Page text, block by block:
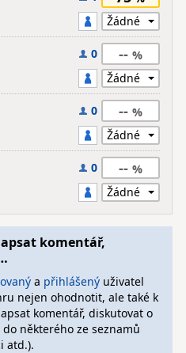
0 --
0 --
0 --
komentář,
a přihlášenýuživatel
nejen ohodnotit, ale také k
komentář, diskutovat o
některého ze seznamů
atd.).